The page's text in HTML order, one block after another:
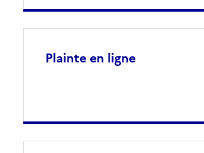
Plainte en ligne